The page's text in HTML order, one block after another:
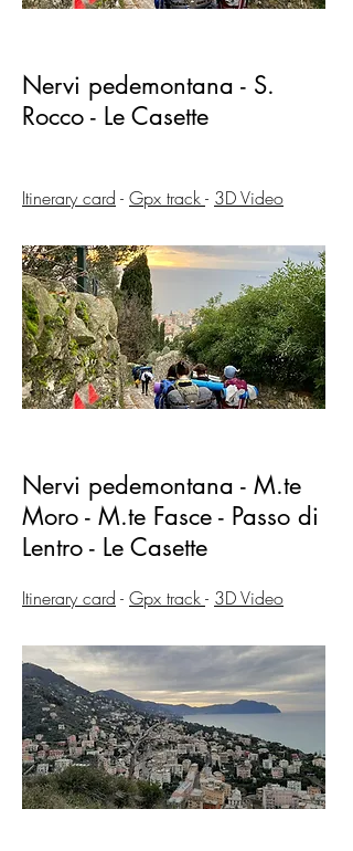
Nervi pedemontana - S.
Rocco - Le Casette
Itinerary card - Gpx track- 3D Video
Nervi pedemontana - M.te
Moro - M.te Fasce - Passo di
Lentro - Le Casette
Itinerary card - Gpx track- 3D Video